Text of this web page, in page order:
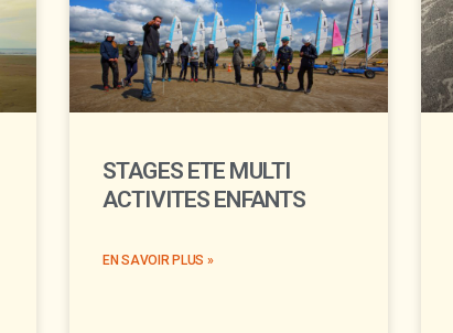
STAGES ETE MULTI
ACTIVITES ENFANTS
EN SAVOIR PLUS »